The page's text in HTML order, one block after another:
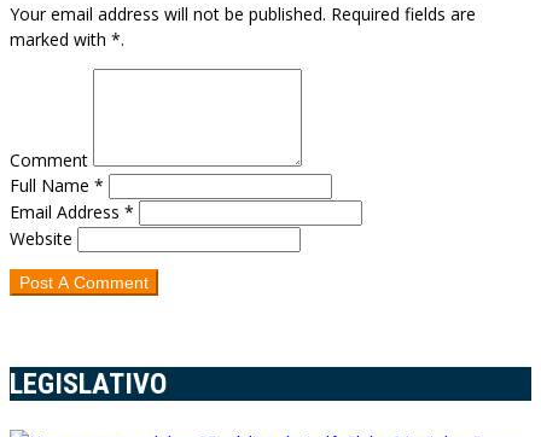
Your email address will not be published. Required fields are
marked with *.
Comment
Full Name *
Email Address *
Website
LEGISLATIVO